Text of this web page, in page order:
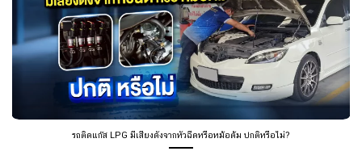
รถติดแก๊ส LPG มีเสียงดังจากหัวฉีดหรือหม้อต้ม ปกติหรือไม่?